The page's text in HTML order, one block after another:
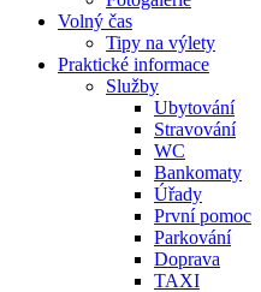
Volný čas
Tipy na výlety
Praktické informace
Služby
Ubytování
Stravování
WC
Bankomaty
Úřady
První pomoc
Parkování
Doprava
TAXI